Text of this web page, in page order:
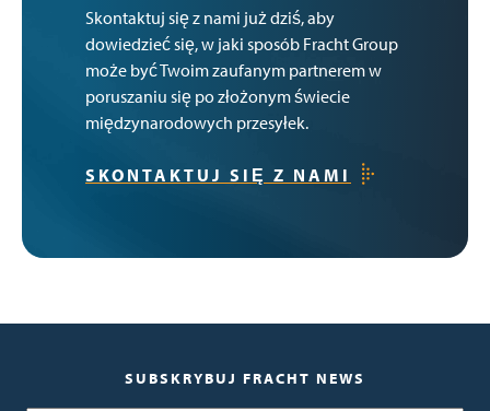
Skontaktuj się z nami już dziś, aby
dowiedzieć się, w jaki sposób Fracht Group
może być Twoim zaufanym partnerem w
poruszaniu się po złożonym świecie
międzynarodowych przesyłek.
SKONTAKTUJ SIĘ Z NAMI
SUBSKRYBUJ FRACHT NEWS